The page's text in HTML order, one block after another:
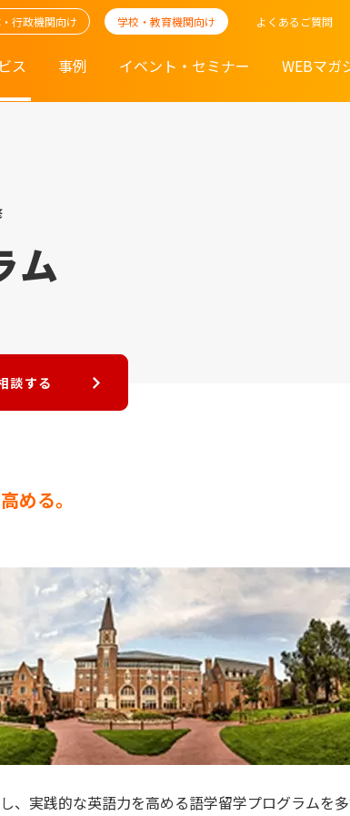
行政機関向け 学校・教育機関向け よくあるご質問
ス 事例 イベント・セミナー WEBマガ
ム
談する
める。
、実践的な英語力を高める語学留学プログラムを